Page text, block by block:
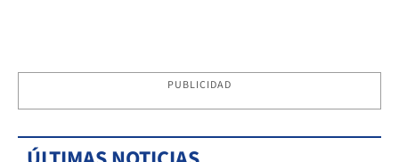
PUBLICIDAD